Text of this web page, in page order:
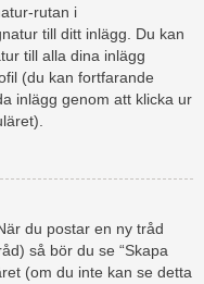
rutan i
till ditt inlägg. Du kan
till alla dina inlägg
(du kan fortfarande
inlägg genom att klicka ur
du postar en ny tråd
så bör du se “Skapa
(om du inte kan se detta